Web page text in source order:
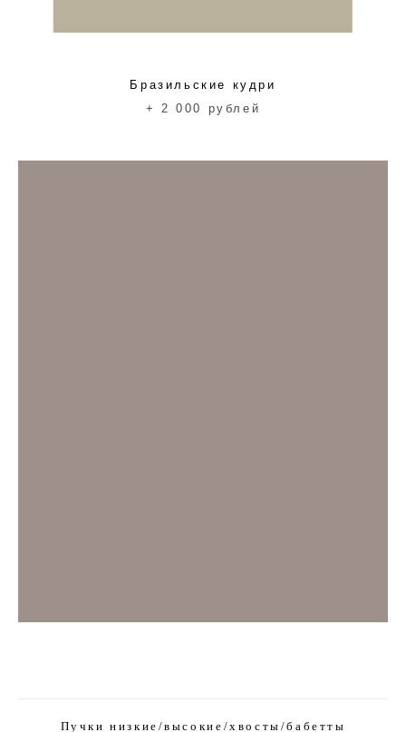
Бразильские кудри
+ 2 000 рублей
Пучки низкие/высокие/хвосты/бабетты